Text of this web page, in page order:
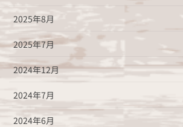
2025年8月
2025年7月
2024年12月
2024年7月
2024年6月